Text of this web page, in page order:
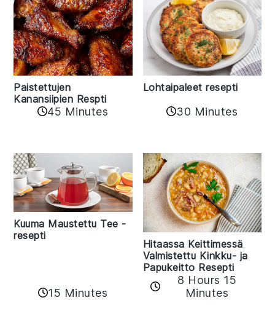
Paistettujen
Kanansiipien Respti
45 Minutes
Lohtaipaleet resepti
30 Minutes
Kuuma Maustettu Tee -
resepti
15 Minutes
Hitaassa Keittimessä
Valmistettu Kinkku- ja
Papukeitto Resepti
8 Hours 15
Minutes